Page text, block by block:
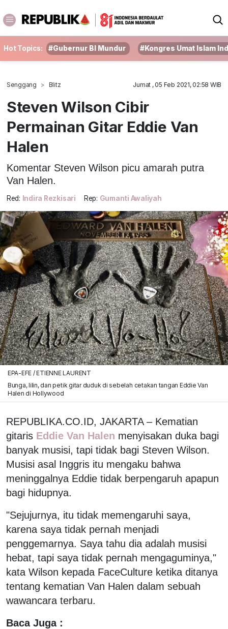
Hot Topics: #Gubernur BI Mundur #Kongres Umat Islam
Senggang Blitz Jumat , 05 Feb 2021, 02:58 WIB
Steven Wilson Cibir
Permainan Gitar Eddie Van
Halen
Komentar Steven Wilson picu amarah putra
Van Halen.
Red: Indira Rezkisari Rep: Gumanti Awaliyah
EPA-EFE / ETIENNE LAURENT
Bunga, lilin, dan petik gitar duduk di sebelah cetakan tangan Eddie Van
Halen di Hollywood
REPUBLIKA.CO.ID, JAKARTA – Kematian
gitaris Eddie Van Halen menyisakan duka bagi
banyak musisi, tapi tidak bagi Steven Wilson.
Musisi asal Inggris itu mengaku bahwa
meninggalnya Eddie tidak berpengaruh apapun
bagi hidupnya.
"Sejujurnya, itu tidak memengaruhi saya,
karena saya tidak pernah menjadi
penggemarnya. Saya tahu dia adalah musisi
hebat, tapi saya tidak pernah mengaguminya,"
kata Wilson kepada FaceCulture ketika ditanya
tentang kematian Van Halen dalam sebuah
wawancara terbaru.
Baca Juga :